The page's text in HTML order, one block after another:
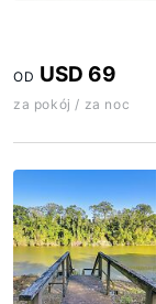
OD USD 69
za pokój / za noc